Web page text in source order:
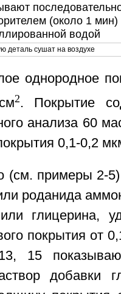
(около 1
водой
деталь сушат на воздухе
однородное
2. Покрытие
анализа 60
0,1-0,2
(см. примеры 2-
роданида
глицерина,
покрытия от
15
добавки